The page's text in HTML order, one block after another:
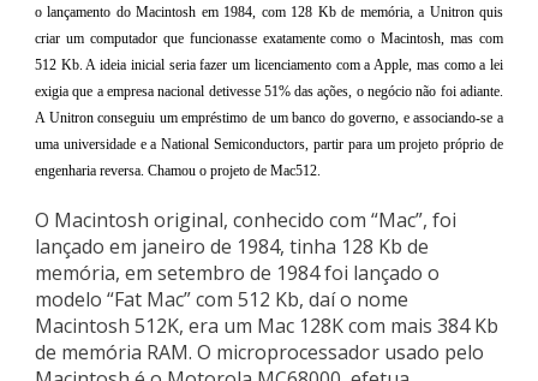
o lançamento do Macintosh em 1984, com 128 Kb de memória, a Unitron quis
criar um computador que funcionasse exatamente como o Macintosh, mas com
512 Kb. A ideia inicial seria fazer um licenciamento com a Apple, mas como a lei
exigia que a empresa nacional detivesse 51% das ações, o negócio não foi adiante.
A Unitron conseguiu um empréstimo de um banco do governo, e associando-se a
uma universidade e a National Semiconductors, partir para um projeto próprio de
engenharia reversa. Chamou o projeto de Mac512.
O Macintosh original, conhecido com “Mac”, foi
lançado em janeiro de 1984, tinha 128 Kb de
memória, em setembro de 1984 foi lançado o
modelo “Fat Mac” com 512 Kb, daí o nome
Macintosh 512K, era um Mac 128K com mais 384 Kb
de memória RAM. O microprocessador usado pelo